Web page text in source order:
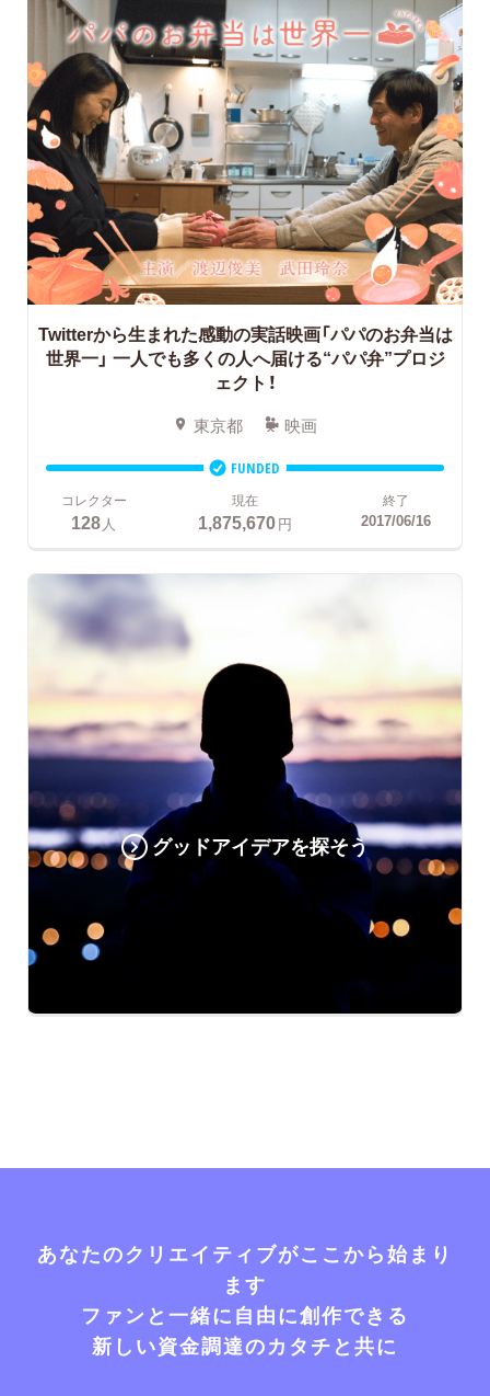
Twitterから生まれた感動の実話映画「パパのお弁当は
世界一」 一人でも多くの人へ届ける“パパ弁”プロジ
ェクト！
東京都 映画
FUNDED
コレクター
128人
現在
1,875,670円
終了
2017/06/16
グッドアイデアを探そう
あなたのクリエイティブがここから始まり
ます
ファンと一緒に自由に創作できる
新しい資金調達のカタチと共に